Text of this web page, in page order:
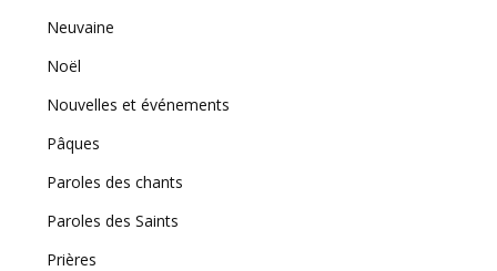
Neuvaine
Noël
Nouvelles et événements
Pâques
Paroles des chants
Paroles des Saints
Prières